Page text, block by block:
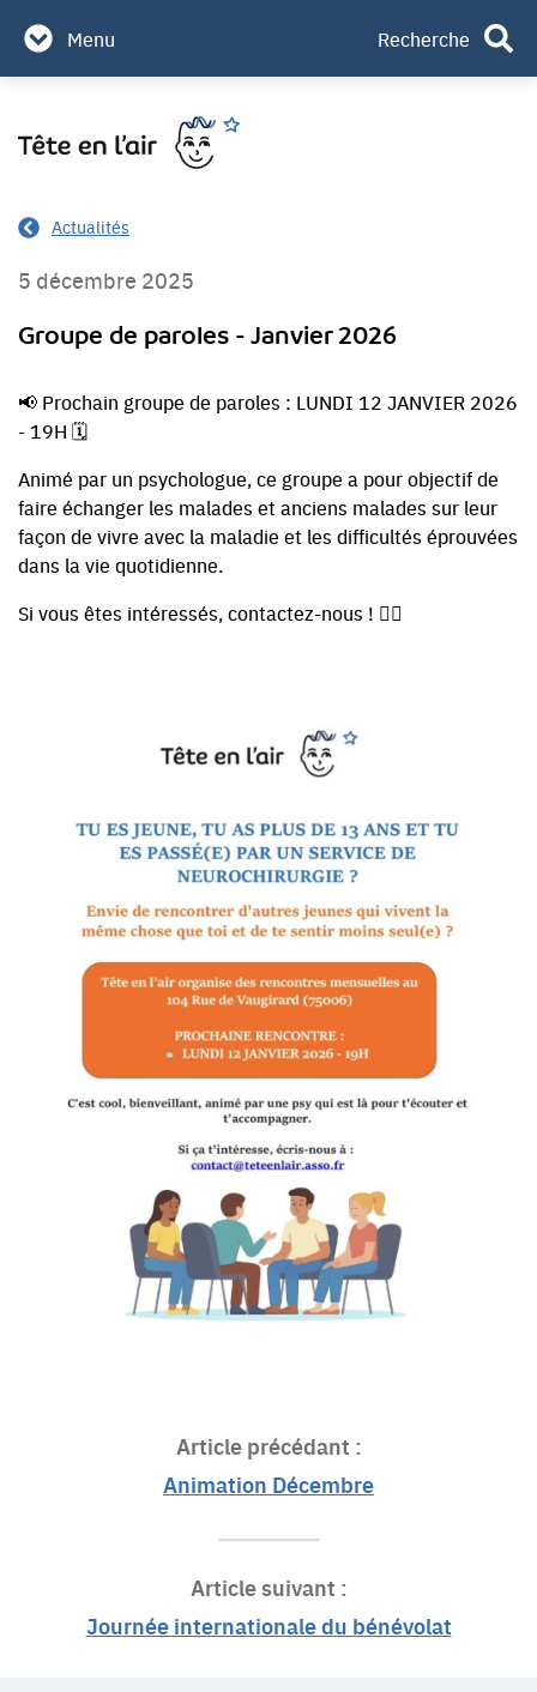
contenu
Menu Recherche
Contact
Actualités
5 décembre 2025
Groupe de paroles - Janvier 2026
📢 Prochain groupe de paroles : LUNDI 12 JANVIER 2026
- 19H 🗓️
Animé par un psychologue, ce groupe a pour objectif de
faire échanger les malades et anciens malades sur leur
façon de vivre avec la maladie et les difficultés éprouvées
dans la vie quotidienne.
Si vous êtes intéressés, contactez-nous ! ✍🏼
Article précédant :
Animation Décembre
Article suivant :
Journée internationale du bénévolat